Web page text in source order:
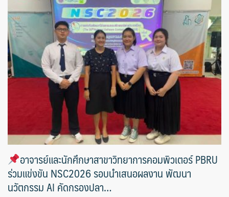
อาจารย์และนักศึกษาสาขาวิทยาการคอมพิวเตอร์ PBRU
ร่วมแข่งขัน NSC2026 รอบนำเสนอผลงาน พัฒนา
นวัตกรรม AI คัดกรองปลา…